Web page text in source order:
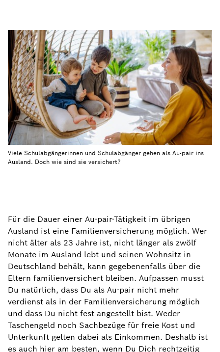
Viele Schulabgängerinnen und Schulabgänger gehen als Au-pair ins
Ausland. Doch wie sind sie versichert?
Für die Dauer einer Au-pair-Tätigkeit im übrigen
Ausland ist eine Familienversicherung möglich. Wer
nicht älter als 23 Jahre ist, nicht länger als zwölf
Monate im Ausland lebt und seinen Wohnsitz in
Deutschland behält, kann gegebenenfalls über die
Eltern familienversichert bleiben. Aufpassen musst
Du natürlich, dass Du als Au-pair nicht mehr
verdienst als in der Familienversicherung möglich
und dass Du nicht fest angestellt bist. Weder
Taschengeld noch Sachbezüge für freie Kost und
Unterkunft gelten dabei als Einkommen. Deshalb ist
es auch hier am besten, wenn Du Dich rechtzeitig